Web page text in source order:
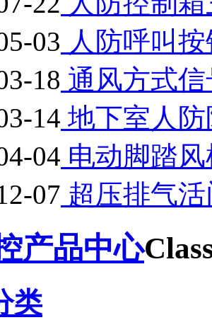
03 人防呼叫
18 通风方式
14 地下室人
04 电动脚踏
07 超压排气
产品中心
类